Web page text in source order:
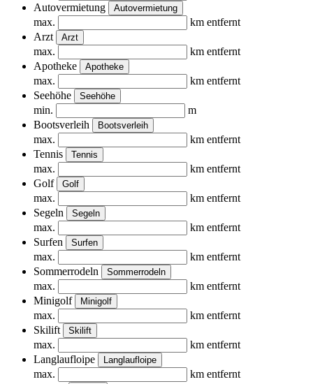
Autovermietung
Autovermietung
max.
km entfernt
Arzt
Arzt
max.
km entfernt
Apotheke
Apotheke
max.
km entfernt
Seehöhe
Seehöhe
min.
m
Bootsverleih
Bootsverleih
max.
km entfernt
Tennis
Tennis
max.
km entfernt
Golf
Golf
max.
km entfernt
Segeln
Segeln
max.
km entfernt
Surfen
Surfen
max.
km entfernt
Sommerrodeln
Sommerrodeln
max.
km entfernt
Minigolf
Minigolf
max.
km entfernt
Skilift
Skilift
max.
km entfernt
Langlaufloipe
Langlaufloipe
max.
km entfernt